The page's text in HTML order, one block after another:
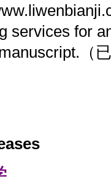
services for
（